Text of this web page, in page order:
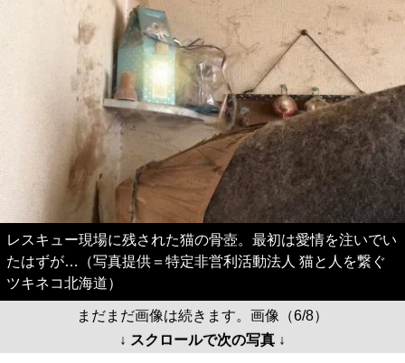
レスキュー現場に残された猫の骨壺。最初は愛情を注いでい
たはずが…（写真提供＝特定非営利活動法人 猫と人を繋ぐ
ツキネコ北海道）
まだまだ画像は続きます。画像（6/8）
↓ スクロールで次の写真 ↓